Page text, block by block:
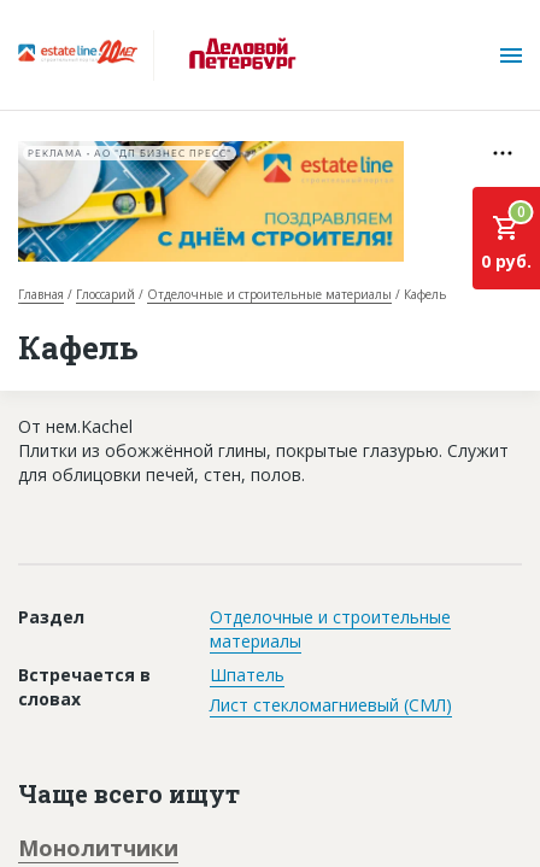
О проекте
База строящихся объектов
Инвестпроекты
Правила работы
Личный кабинет
РЕКЛАМА • АО "ДП БИЗНЕС ПРЕСС"
Главная Глоссарий Отделочные и строительные материалы Кафель
Кафель
0
0 руб.
От нем.Kachel
Плитки из обожжённой глины, покрытые глазурью. Служит
для облицовки печей, стен, полов.
Раздел
Отделочные и строительные
материалы
Встречается в
словах
Шпатель
Лист стекломагниевый (СМЛ)
Чаще всего ищут
Монолитчики